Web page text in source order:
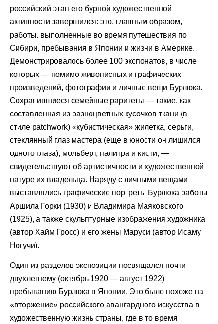
российский этап его бурной художественной
активности завершился: это, главным образом,
работы, выполненные во время путешествия по
Сибири, пребывания в Японии и жизни в Америке.
Демонстрировалось более 100 экспонатов, в числе
которых — помимо живописных и графических
произведений, фотографии и личные вещи Бурлюка.
Сохранившиеся семейные раритеты — такие, как
составленная из разноцветных кусочков ткани (в
стиле patchwork) «кубистическая» жилетка, серьги,
стеклянный глаз мастера (еще в юности он лишился
одного глаза), мольберт, палитра и кисти, —
свидетельствуют об артистичности и художественной
натуре их владельца. Наряду с личными вещами
выставлялись графические портреты Бурлюка работы
Аршила Горки (1930) и Владимира Маяковского
(1925), а также скульптурные изображения художника
(автор Хайм Гросс) и его жены Маруси (автор Исаму
Ногучи).
Один из разделов экспозиции посвящался почти
двухлетнему (октябрь 1920 — август 1922)
пребыванию Бурлюка в Японии. Это было похоже на
«вторжение» российского авангардного искусства в
художественную жизнь страны, где в то время